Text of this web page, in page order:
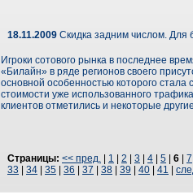
18.11.2009 Скидка задним числом. Для
Игроки сотового рынка в последнее
«Билайн» в ряде регионов своего
основной особенностью которого
стоимости уже использованного
клиентов отметились и некоторые
Страницы: << пред. 1 2 3 4 5 6 7
33
34 35 36 37 38 39 40 41